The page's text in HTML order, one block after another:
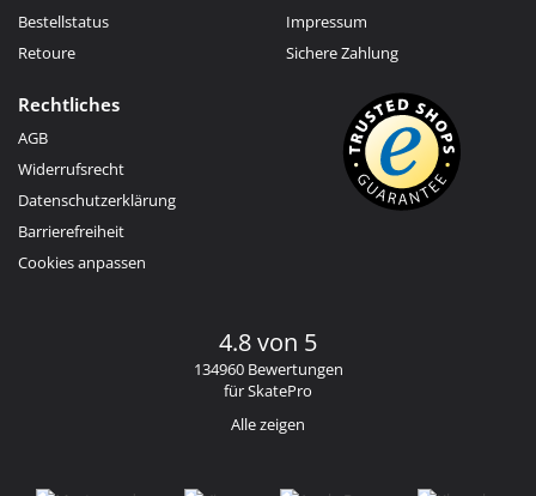
Bestellstatus
Retoure
Impressum
Sichere Zahlung
Rechtliches
AGB
Widerrufsrecht
Datenschutzerklärung
Barrierefreiheit
Cookies anpassen
4.8 von 5
134960 Bewertungen
für SkatePro
Alle zeigen